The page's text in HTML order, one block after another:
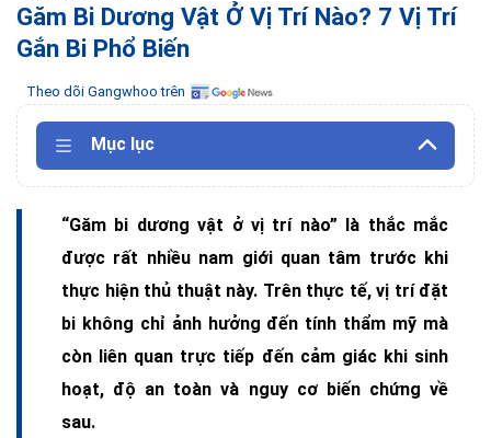
Găm Bi Dương Vật Ở Vị Trí Nào? 7 Vị Trí
Gắn Bi Phổ Biến
Theo dõi Gangwhoo trên
Mục lục
“Găm bi dương vật ở vị trí nào” là thắc mắc
được rất nhiều nam giới quan tâm trước khi
thực hiện thủ thuật này. Trên thực tế, vị trí đặt
bi không chỉ ảnh hưởng đến tính thẩm mỹ mà
còn liên quan trực tiếp đến cảm giác khi sinh
hoạt, độ an toàn và nguy cơ biến chứng về
sau.